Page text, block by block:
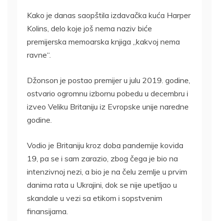
Kako je danas saopštila izdavačka kuća Harper
Kolins, delo koje još nema naziv biće
premijerska memoarska knjiga „kakvoj nema
ravne“.
Džonson je postao premijer u julu 2019. godine,
ostvario ogromnu izbornu pobedu u decembru i
izveo Veliku Britaniju iz Evropske unije naredne
godine.
Vodio je Britaniju kroz doba pandemije kovida
19, pa se i sam zarazio, zbog čega je bio na
intenzivnoj nezi, a bio je na čelu zemlje u prvim
danima rata u Ukrajini, dok se nije upetljao u
skandale u vezi sa etikom i sopstvenim
finansijama.